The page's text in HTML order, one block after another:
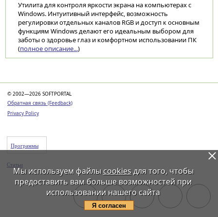
Утилита для контроля яркости экрана на компьютерах с
Windows. Интуитивный интерфейс, возможность
регулировки отдельных каналов RGB и доступ к основным
функциям Windows делают его идеальным выбором для
заботы о здоровье глаз и комфортном использовании ПК
(полное описание...)
© 2002—2026 SOFTPORTAL
Обратная связь (Feedback)
Privacy Policy
Программы
Статьи
Мы используем файлы cookiesдля того, чтобы
предоставить вам больше возможностей при
использовании нашего сайта